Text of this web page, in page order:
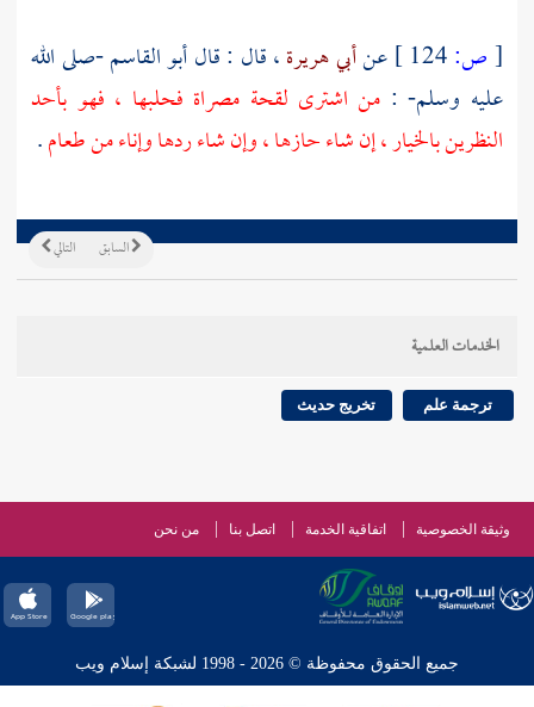
[ص: عنأبي هريرة، قال : قالأبو القاسم-صلى الله
عليه وسلم- : من اشترى لقحة مصراة فحلبها ، فهو بأحد
النظرين بالخيار ، إن شاء حازها ، وإن شاء ردها وإناء من طعام.
التالي السابق
الخدمات العلمية
ترجمة علم تخريج حديث
وثيقة الخصوصية اتفاقية الخدمة اتصل بنا من نحن
جميع الحقوق محفوظة © 2026 - 1998 لشبكة إسلام ويب